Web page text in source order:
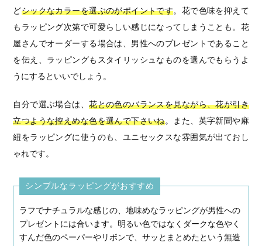
どシックなカラーを選ぶのがポイントです。花で色味を抑えて
もラッピング次第で可愛らしい感じになってしまうことも。花
屋さんでオーダーする場合は、男性へのプレゼントであること
を伝え、ラッピングもスタイリッシュなものを選んでもらうよ
うにするといいでしょう。
自分で選ぶ場合は、花との色のバランスを見ながら、花が引き
立つような控えめな色を選んで下さいね。また、英字新聞や麻
紐をラッピングに使うのも、ユニセックスな雰囲気が出ておし
ゃれです。
シンプルなラッピングがおすすめ
ラフでナチュラルな感じの、地味めなラッピングが男性への
プレゼントには合います。明るい色ではなくダークな色やく
すんだ色のペーパーやリボンで、サッとまとめたという無造